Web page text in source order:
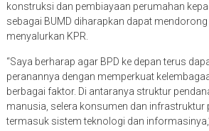
konstruksi dan pembiayaan perumahan
sebagai BUMD diharapkan dapat
menyalurkan KPR.
“Saya berharap agar BPD ke depan terus
peranannya dengan memperkuat
berbagai faktor. Di antaranya struktur
manusia, selera konsumen dan infrastruktur
termasuk sistem teknologi dan